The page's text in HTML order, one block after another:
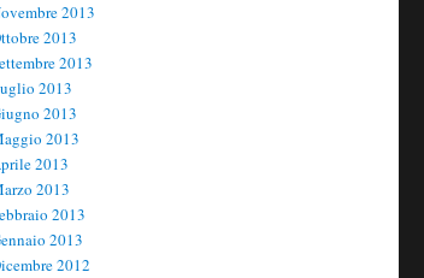
2013
2013
2013
2013
2013
2013
2013
2013
2013
2013
2012